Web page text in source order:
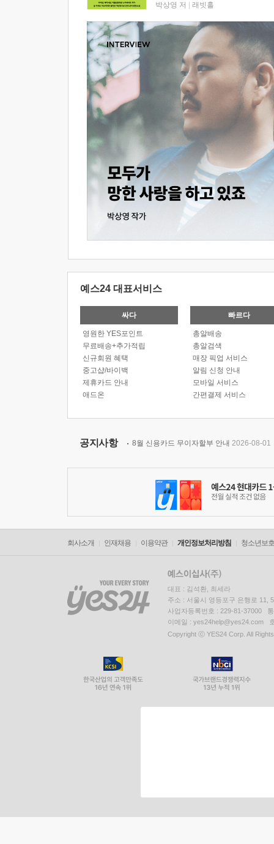
박상영 저 래빗홀
예스24 대표서비스
싸다
영원한 YES포인트
무료배송+추가적립
신규회원 혜택
중고샵/바이백
제휴카드 안내
애드온
빠르다
총알배송
총알검색
매장 픽업 서비스
알림 신청 안내
모바일 서비스
간편결제 서비스
공지사항 8월 신용카드 무이자할부 안내 2026-08-01
회사소개 인재채용 이용약관 개인정보처리방침 청소년보
대표 : 김석환, 최세라
주소 : 서울시 영등포구 은행로 11,
사업자등록번호 : 229-81-37000
이메일 : yes24help@yes24.com
Copyright ⓒ YES24 Corp. All